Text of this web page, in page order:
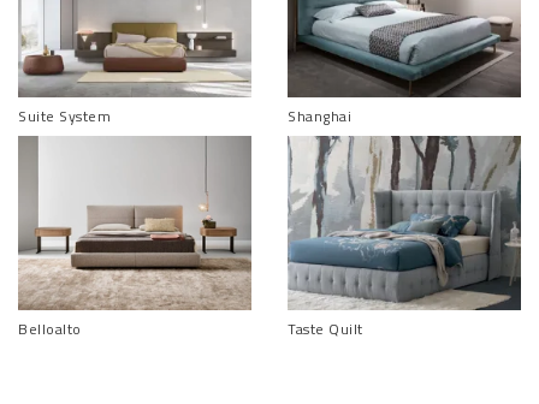
Suite System Shanghai
Belloalto Taste Quilt